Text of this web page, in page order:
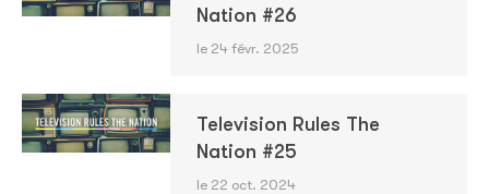
Nation #26
le 24 févr. 2025
Television Rules The
Nation #25
le 22 oct. 2024